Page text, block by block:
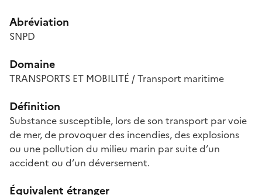
Abréviation
SNPD
Domaine
TRANSPORTS ET MOBILITÉ / Transport maritime
Définition
Substance susceptible, lors de son transport par voie
de mer, de provoquer des incendies, des explosions
ou une pollution du milieu marin par suite d’un
accident ou d’un déversement.
Équivalent étranger